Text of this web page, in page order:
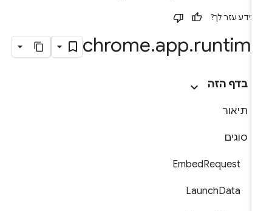
עזר לך?
chrome.app.
בדף הזה
תיאור
סוגים
EmbedRequest
LaunchData